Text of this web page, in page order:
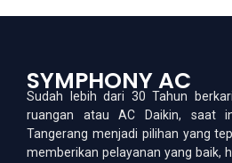
SYMPHONY AC
Sudah lebih dari 30 Tahun
ruangan atau AC Daikin, saat
Tangerang menjadi pilihan yang
memberikan pelayanan yang baik,